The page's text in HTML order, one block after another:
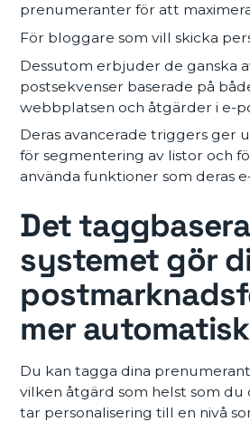
prenumeranter för att
För bloggare som vill skicka
Dessutom erbjuder de ganska
postsekvenser baserade på
webbplatsen och åtgärder i e-
Deras avancerade triggers ger
för segmentering av listor och
använda funktioner som deras
Det
systemet gör
mer
Du kan tagga dina
vilken åtgärd som helst som du
tar personalisering till en nivå